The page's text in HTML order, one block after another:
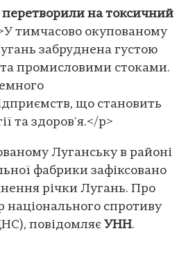
перетворили на токсичний
тимчасово окупованому
забруднена густою
промисловими стоками.
що становить
та здоров'я.</p>
Луганську в районі
фабрики зафіксовано
річки Лугань. Про
національного спротиву
повідомляє УНН.